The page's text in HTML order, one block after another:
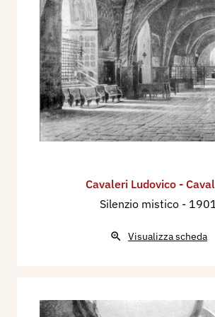
Onoranze a Volta, che si tiene
Carducci di Como, con i dipinti:
Cortina d'Ampezzo, Albero
Vito di Cadore.
Nel sett / ott. 1939 partecipa al
Mostra Nazionale del Paesaggio
Bergamo, nel Palazzo della
dipinto:
Esposizione di Venezia 1901,
Esposizione di Venezia,
Cavaleri Ludovico -
Silenzio mistico -
Visualizza scheda